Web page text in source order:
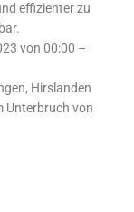
effizienter zu
von 00:00 –
Hirslanden
Unterbruch von